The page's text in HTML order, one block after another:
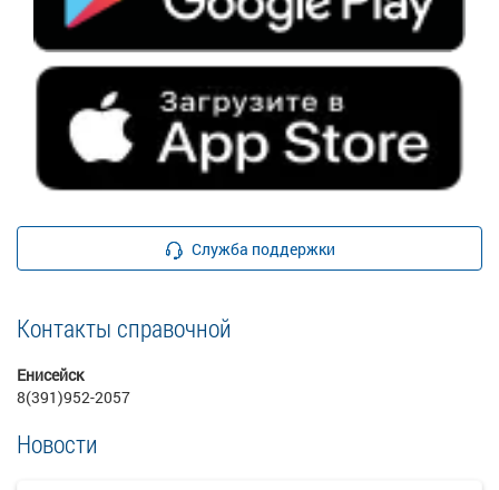
Служба поддержки
Контакты справочной
Енисейск
8(391)952-2057
Новости